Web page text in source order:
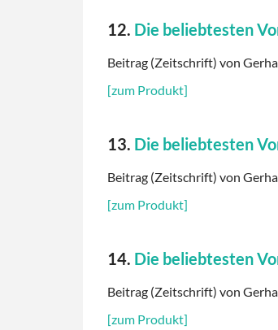
12. Die beliebtesten
Beitrag (Zeitschrift) von
[zum Produkt]
13. Die beliebtesten
Beitrag (Zeitschrift) von
[zum Produkt]
14. Die beliebtesten
Beitrag (Zeitschrift) von
[zum Produkt]